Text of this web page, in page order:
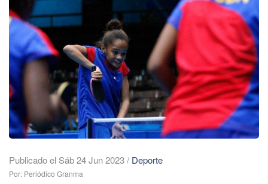
Publicado el Sáb 24 Jun 2023/ Deporte
Por: Periódico Granma